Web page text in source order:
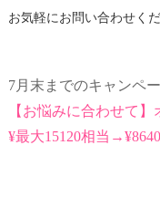
お気軽にお問い合わせく
7月末までのキャンペ
【お悩みに合わせて
¥最大15120相当→¥8640